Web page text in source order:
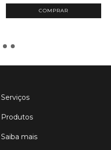
Serviços
Produtos
Saiba mais